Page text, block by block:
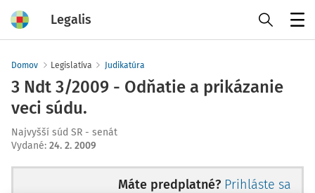
Legalis
Domov Legislatíva Judikatúra
3 Ndt 3/2009 - Odňatie a prikázanie
veci súdu.
Najvyšší súd SR - senát
Vydané: 24. 2. 2009
Máte predplatné? Prihláste sa